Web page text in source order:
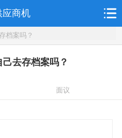
应商机
档案吗？
己去存档案吗？
面议